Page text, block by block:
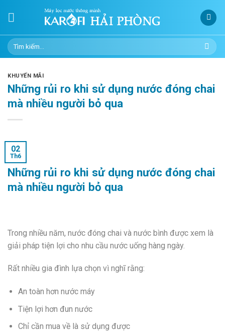
Tìm
kiếm:
KHUYẾN MÃI
Những rủi ro khi sử dụng nước đóng chai
mà nhiều người bỏ qua
02
Th6
Những rủi ro khi sử dụng nước đóng chai
mà nhiều người bỏ qua
Trong nhiều năm, nước đóng chai và nước bình được xem là
giải pháp tiện lợi cho nhu cầu nước uống hàng ngày.
Rất nhiều gia đình lựa chọn vì nghĩ rằng:
An toàn hơn nước máy
Tiện lợi hơn đun nước
Chỉ cần mua về là sử dụng được